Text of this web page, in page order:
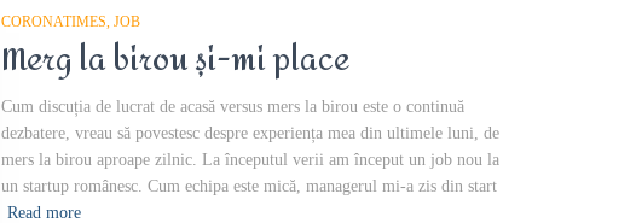
CORONATIMES JOB
Merg la birou și-mi place
Cum discuția de lucrat de acasă versus mers la birou este o continuă
dezbatere, vreau să povestesc despre experiența mea din ultimele luni, de
mers la birou aproape zilnic. La începutul verii am început un job nou la
un startup românesc. Cum echipa este mică, managerul mi-a zis din start
Read more